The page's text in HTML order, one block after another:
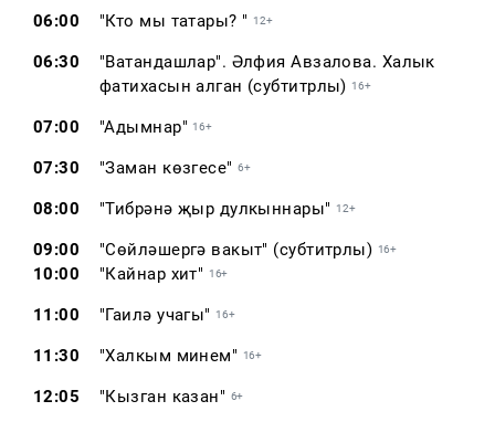
06:00 "Кто мы татары? " 12+
06:30
"Ватандашлар". Әлфия Авзалова. Халык
фатихасын алган (субтитрлы) 16+
07:00 "Адымнар" 16+
07:30 "Заман көзгесе"6+
08:00 "Тибрәнә җыр дулкыннары" 12+
09:00 "Сөйләшергә вакыт" (субтитрлы) 16+
10:00 "Кайнар хит" 16+
11:00 "Гаилә учагы" 16+
11:30 "Халкым минем" 16+
12:05 "Кызган казан" 6+